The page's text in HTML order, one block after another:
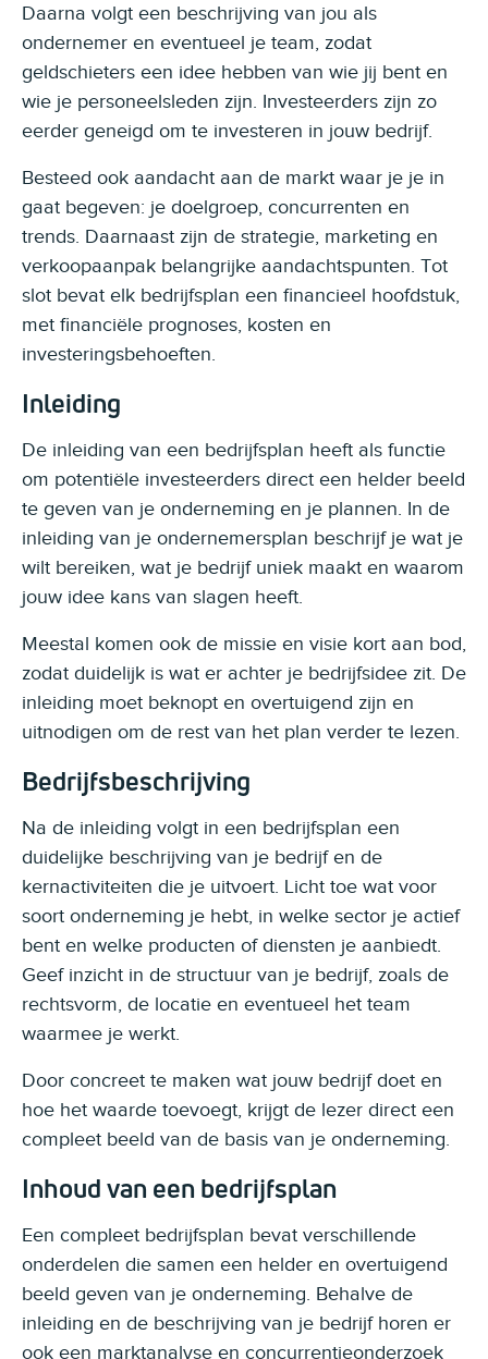
Daarna volgt een beschrijving van jou als
ondernemer en eventueel je team, zodat
geldschieters een idee hebben van wie jij bent en
wie je personeelsleden zijn. Investeerders zijn zo
eerder geneigd om te investeren in jouw bedrijf.
Besteed ook aandacht aan de markt waar je je in
gaat begeven: je doelgroep, concurrenten en
trends. Daarnaast zijn de strategie, marketing en
verkoopaanpak belangrijke aandachtspunten. Tot
slot bevat elk bedrijfsplan een financieel hoofdstuk,
met financiële prognoses, kosten en
investeringsbehoeften.
Inleiding
De inleiding van een bedrijfsplan heeft als functie
om potentiële investeerders direct een helder beeld
te geven van je onderneming en je plannen. In de
inleiding van je ondernemersplan beschrijf je wat je
wilt bereiken, wat je bedrijf uniek maakt en waarom
jouw idee kans van slagen heeft.
Meestal komen ook de missie en visie kort aan bod,
zodat duidelijk is wat er achter je bedrijfsidee zit. De
inleiding moet beknopt en overtuigend zijn en
uitnodigen om de rest van het plan verder te lezen.
Bedrijfsbeschrijving
Na de inleiding volgt in een bedrijfsplan een
duidelijke beschrijving van je bedrijf en de
kernactiviteiten die je uitvoert. Licht toe wat voor
soort onderneming je hebt, in welke sector je actief
bent en welke producten of diensten je aanbiedt.
Geef inzicht in de structuur van je bedrijf, zoals de
rechtsvorm, de locatie en eventueel het team
waarmee je werkt.
Door concreet te maken wat jouw bedrijf doet en
hoe het waarde toevoegt, krijgt de lezer direct een
compleet beeld van de basis van je onderneming.
Inhoud van een bedrijfsplan
Een compleet bedrijfsplan bevat verschillende
onderdelen die samen een helder en overtuigend
beeld geven van je onderneming. Behalve de
inleiding en de beschrijving van je bedrijf horen er
ook een marktanalyse en concurrentieonderzoek